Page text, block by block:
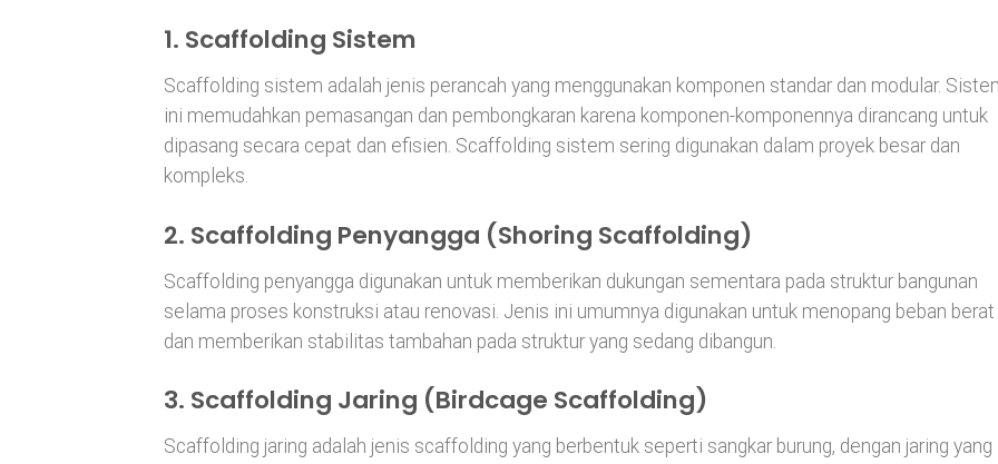
1. Scaffolding Sistem
Scaffolding sistem adalah jenis perancah yang menggunakan komponen standar dan modular.
ini memudahkan pemasangan dan pembongkaran karena komponen-komponennya dirancang untuk
dipasang secara cepat dan efisien. Scaffolding sistem sering digunakan dalam proyek besar dan
kompleks.
2. Scaffolding Penyangga (Shoring Scaffolding)
Scaffolding penyangga digunakan untuk memberikan dukungan sementara pada struktur bangunan
selama proses konstruksi atau renovasi. Jenis ini umumnya digunakan untuk menopang beban berat
dan memberikan stabilitas tambahan pada struktur yang sedang dibangun.
3. Scaffolding Jaring (Birdcage Scaffolding)
Scaffolding jaring adalah jenis scaffolding yang berbentuk seperti sangkar burung, dengan jaring yang